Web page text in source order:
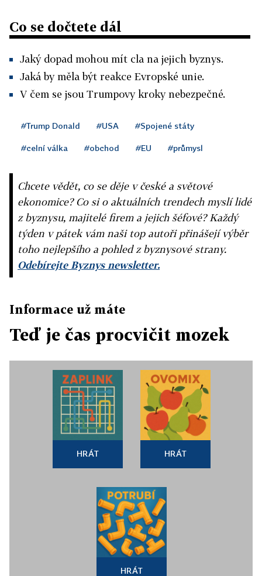
Co se dočtete dál
Jaký dopad mohou mít cla na jejich byznys.
Jaká by měla být reakce Evropské unie.
V čem se jsou Trumpovy kroky nebezpečné.
#Trump Donald #USA #Spojené státy
#celní válka #obchod #EU #průmysl
Chcete vědět, co se děje v české a světové
ekonomice? Co si o aktuálních trendech myslí lidé
z byznysu, majitelé firem a jejich šéfové? Každý
týden v pátek vám naši top autoři přinášejí výběr
toho nejlepšího a pohled z byznysové strany.
Odebírejte Byznys newsletter.
Informace už máte
Teď je čas procvičit mozek
HRÁT HRÁT
HRÁT